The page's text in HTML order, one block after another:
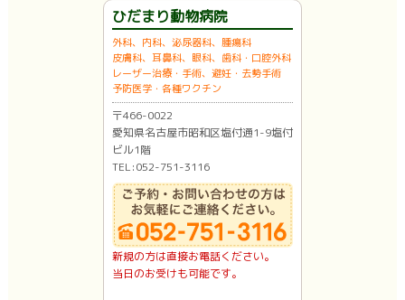
ひだまり動物病院
外科、内科、泌尿器科、腫瘍科
皮膚科、耳鼻科、眼科、歯科・口腔外科
レーザー治療・手術、避妊・去勢手術
予防医学・各種ワクチン
〒466-0022
愛知県名古屋市昭和区塩付通1-9塩付
ビル1階
TEL:052-751-3116
新規の方は直接お電話ください。
当日のお受けも可能です。